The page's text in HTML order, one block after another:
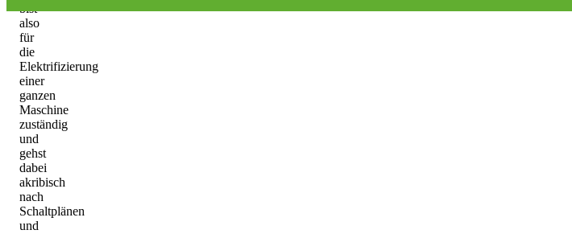
bist
also
für
die
Elektrifizierung
einer
ganzen
Maschine
zuständig
und
gehst
dabei
akribisch
nach
Schaltplänen
und